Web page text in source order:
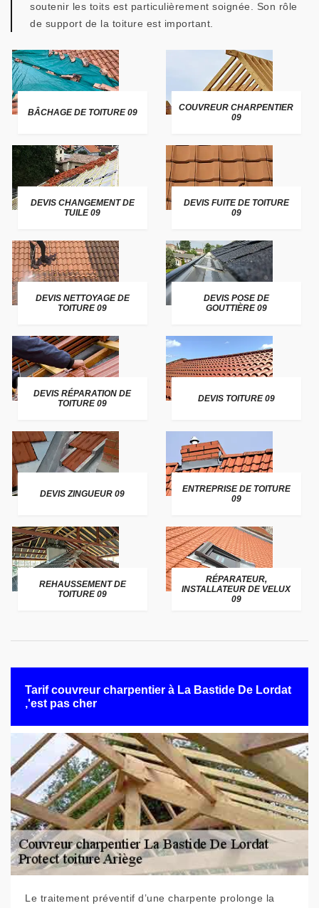
soutenir les toits est particulièrement soignée. Son rôle
de support de la toiture est important.
BÂCHAGE DE TOITURE 09
COUVREUR CHARPENTIER
09
DEVIS CHANGEMENT DE
TUILE 09
DEVIS FUITE DE TOITURE
09
DEVIS NETTOYAGE DE
TOITURE 09
DEVIS POSE DE
GOUTTIÈRE 09
DEVIS RÉPARATION DE
TOITURE 09
DEVIS TOITURE 09
DEVIS ZINGUEUR 09
ENTREPRISE DE TOITURE
09
REHAUSSEMENT DE
TOITURE 09
RÉPARATEUR,
INSTALLATEUR DE VELUX
09
Tarif couvreur charpentier à La Bastide De Lordat
,'est pas cher
Le traitement préventif d’une charpente prolonge la